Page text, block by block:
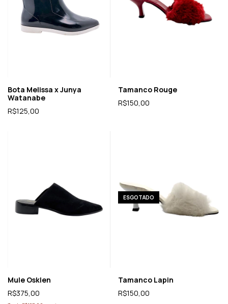
Bota Melissa x Junya
Watanabe
R$125,00
Tamanco Rouge
R$150,00
Mule Osklen
R$375,00
ESGOTADO
Tamanco Lapin
R$150,00